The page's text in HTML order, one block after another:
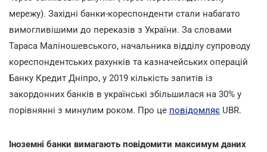
мережу). Західні банки-кореспонденти стали набагато
вимогливішими до переказів з України. За словами
Тараса Маліношевського, начальника відділу супроводу
кореспондентських рахунків та казначейських операцій
Банку Кредит Дніпро, у 2019 кількість запитів із
закордонних банків в українські збільшилася на 30% у
порівнянні з минулим роком. Про це повідомляє UBR.
Іноземні банки вимагають повідомити максимум даних